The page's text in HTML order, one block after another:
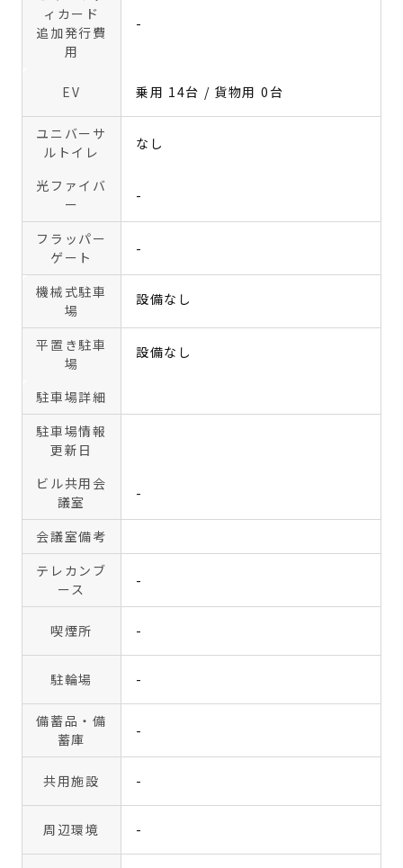
ィカード
追加発行費
用
-
EV 乗用 14台 / 貨物用 0台
ユニバーサ
ルトイレ
なし
光ファイバ
ー
-
フラッパー
ゲート
-
機械式駐車
場
設備なし
平置き駐車
場
設備なし
駐車場詳細
駐車場情報
更新日
ビル共用会
議室
-
会議室備考
テレカンブ
ース
-
喫煙所 -
駐輪場 -
備蓄品・備
蓄庫
-
共用施設 -
周辺環境 -